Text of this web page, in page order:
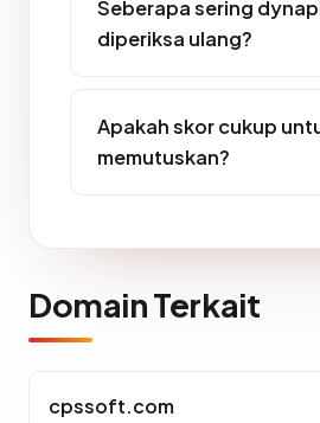
Seberapa sering
diperiksa ulang?
Apakah skor cukup
memutuskan?
Domain Terkait
cpssoft.com